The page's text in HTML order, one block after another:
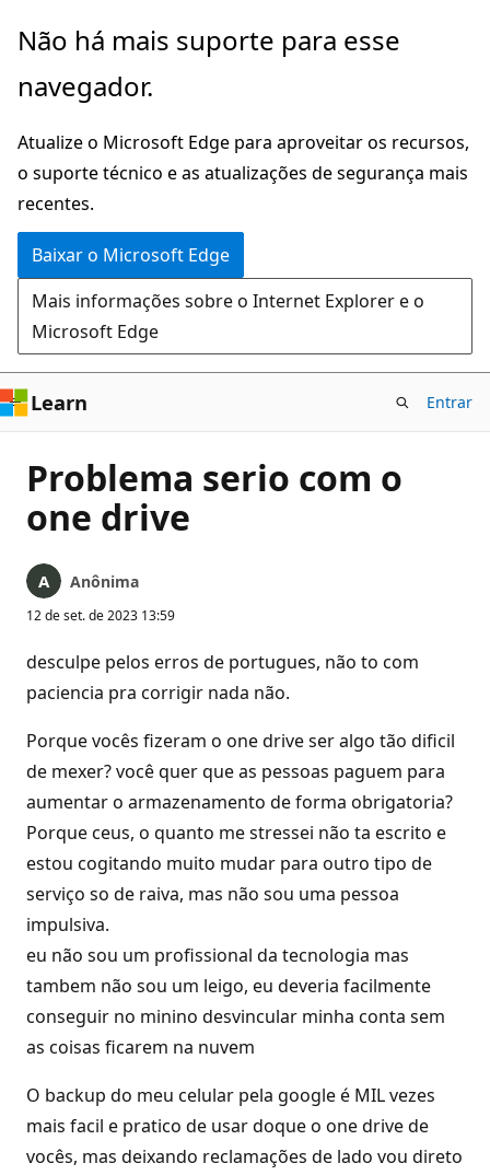
Pular
o
principal
Não há mais suporte para esse
navegador.
Atualize o Microsoft Edge para aproveitar os recursos,
o suporte técnico e as atualizações de segurança mais
recentes.
Baixar o Microsoft Edge
Mais informações sobre o Internet Explorer e o
Microsoft Edge
Learn Entrar
Problema serio com o
one drive
Anônima
12 de set. de 2023 13:59
desculpe pelos erros de portugues, não to com
paciencia pra corrigir nada não.
Porque vocês fizeram o one drive ser algo tão dificil
de mexer? você quer que as pessoas paguem para
aumentar o armazenamento de forma obrigatoria?
Porque ceus, o quanto me stressei não ta escrito e
estou cogitando muito mudar para outro tipo de
serviço so de raiva, mas não sou uma pessoa
impulsiva.
eu não sou um profissional da tecnologia mas
tambem não sou um leigo, eu deveria facilmente
conseguir no minino desvincular minha conta sem
as coisas ficarem na nuvem
O backup do meu celular pela google é MIL vezes
mais facil e pratico de usar doque o one drive de
vocês, mas deixando reclamações de lado vou direto